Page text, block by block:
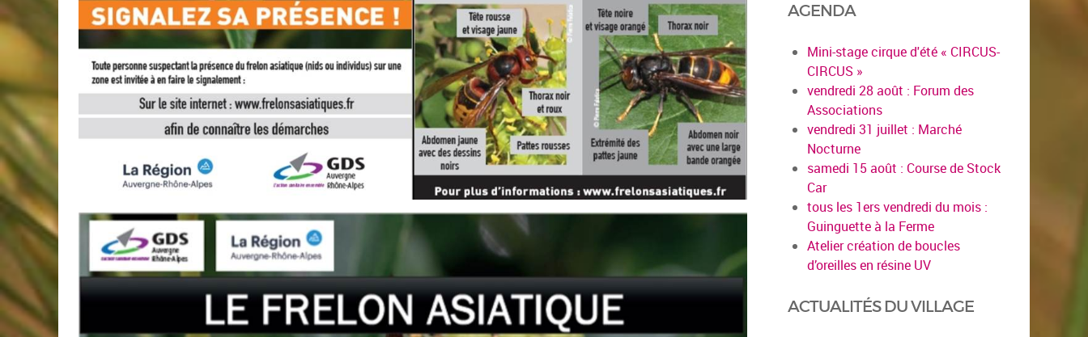
AGENDA
Mini-stage cirque d'été « CIRCUS-
CIRCUS »
vendredi 28 août : Forum des
Associations
vendredi 31 juillet : Marché
Nocturne
samedi 15 août : Course de Stock
Car
tous les 1ers vendredi du mois :
Guinguette à la Ferme
Atelier création de boucles
d’oreilles en résine UV
ACTUALITÉS DU VILLAGE